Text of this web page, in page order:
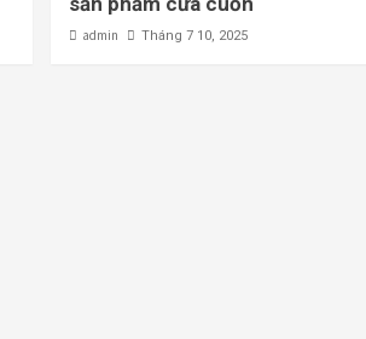
admin Tháng 7 10, 2025